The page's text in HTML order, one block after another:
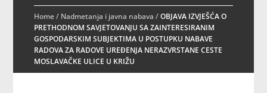
Home/ Nadmetanja i javna nabava /OBJAVA IZVJEŠĆA O
PRETHODNOM SAVJETOVANJU SA ZAINTERESIRANIM
GOSPODARSKIM SUBJEKTIMA U POSTUPKU NABAVE
RADOVA ZA RADOVE UREĐENJA NERAZVRSTANE CESTE
MOSLAVAČKE ULICE U KRIŽU